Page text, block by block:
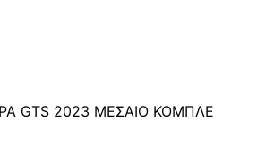
GTS 2023 ΜΕΣΑΙΟ ΚΟΜΠΛΕ